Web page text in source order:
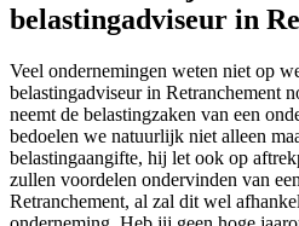
belastingadviseur in
Veel ondernemingen weten niet op
belastingadviseur in Retranchement
neemt de belastingzaken van een
bedoelen we natuurlijk niet alleen
belastingaangifte, hij let ook op
zullen voordelen ondervinden van
Retranchement, al zal dit wel